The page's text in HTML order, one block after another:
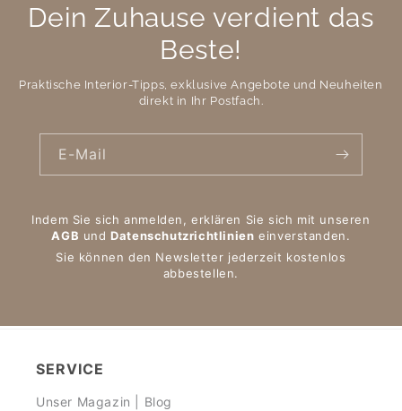
Dein Zuhause verdient das
Beste!
Praktische Interior-Tipps, exklusive Angebote und Neuheiten
direkt in Ihr Postfach.
E-Mail
Indem Sie sich anmelden, erklären Sie sich mit unseren
AGB undDatenschutzrichtlinien einverstanden.
Sie können den Newsletter jederzeit kostenlos
abbestellen.
SERVICE
Unser Magazin | Blog